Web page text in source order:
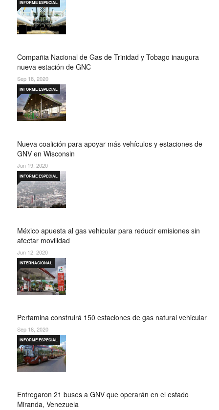
Compañia Nacional de Gas de Trinidad y Tobago inaugura
nueva estación de GNC
INFORME ESPECIAL
Sep 18, 2020
Nueva coalición para apoyar más vehículos y estaciones de
GNV en Wisconsin
INFORME ESPECIAL
Jun 19, 2020
México apuesta al gas vehicular para reducir emisiones sin
afectar movilidad
INFORME ESPECIAL
Jun 12, 2020
Pertamina construirá 150 estaciones de gas natural vehicular
INTERNACIONAL
Sep 18, 2020
Entregaron 21 buses a GNV que operarán en el estado
Miranda, Venezuela
INFORME ESPECIAL